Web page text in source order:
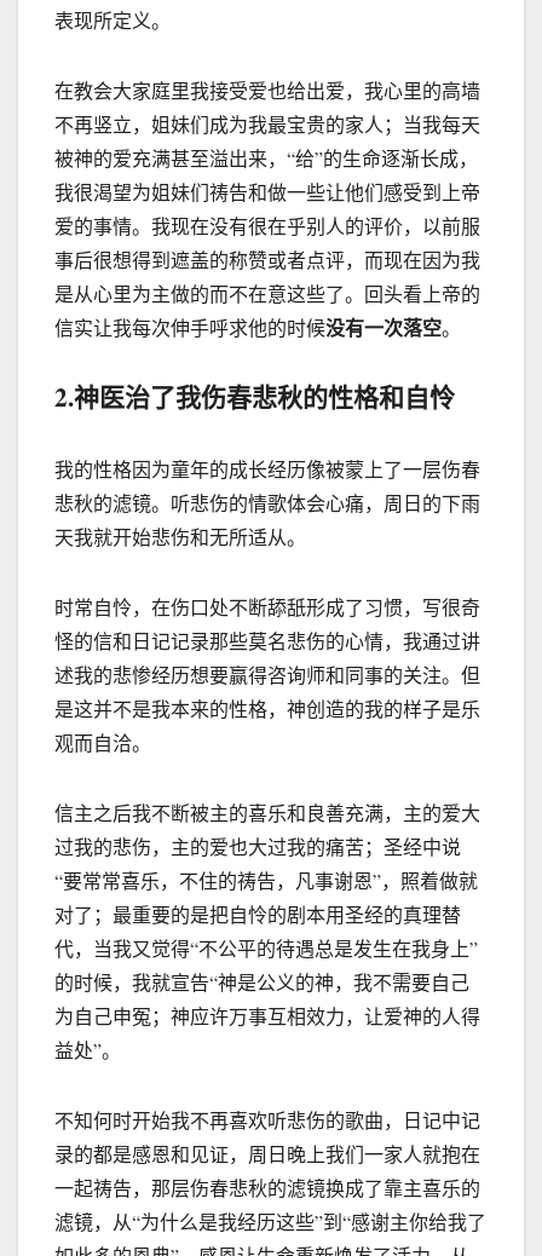
表现所定义。
在教会大家庭里我接受爱也给出爱，我心里的高墙
不再竖立，姐妹们成为我最宝贵的家人；当我每天
被神的爱充满甚至溢出来，“给”的生命逐渐长成，
我很渴望为姐妹们祷告和做一些让他们感受到上帝
爱的事情。我现在没有很在乎别人的评价，以前服
事后很想得到遮盖的称赞或者点评，而现在因为我
是从心里为主做的而不在意这些了。回头看上帝的
信实让我每次伸手呼求他的时候没有一次落空。
2.神医治了我伤春悲秋的性格和自怜
我的性格因为童年的成长经历像被蒙上了一层伤春
悲秋的滤镜。听悲伤的情歌体会心痛，周日的下雨
天我就开始悲伤和无所适从。
时常自怜，在伤口处不断舔舐形成了习惯，写很奇
怪的信和日记记录那些莫名悲伤的心情，我通过讲
述我的悲惨经历想要赢得咨询师和同事的关注。但
是这并不是我本来的性格，神创造的我的样子是乐
观而自洽。
信主之后我不断被主的喜乐和良善充满，主的爱大
过我的悲伤，主的爱也大过我的痛苦；圣经中说
“要常常喜乐，不住的祷告，凡事谢恩”，照着做就
对了；最重要的是把自怜的剧本用圣经的真理替
代，当我又觉得“不公平的待遇总是发生在我身上”
的时候，我就宣告“神是公义的神，我不需要自己
为自己申冤；神应许万事互相效力，让爱神的人得
益处”。
不知何时开始我不再喜欢听悲伤的歌曲，日记中记
录的都是感恩和见证，周日晚上我们一家人就抱在
一起祷告，那层伤春悲秋的滤镜换成了靠主喜乐的
滤镜，从“为什么是我经历这些”到“感谢主你给我了